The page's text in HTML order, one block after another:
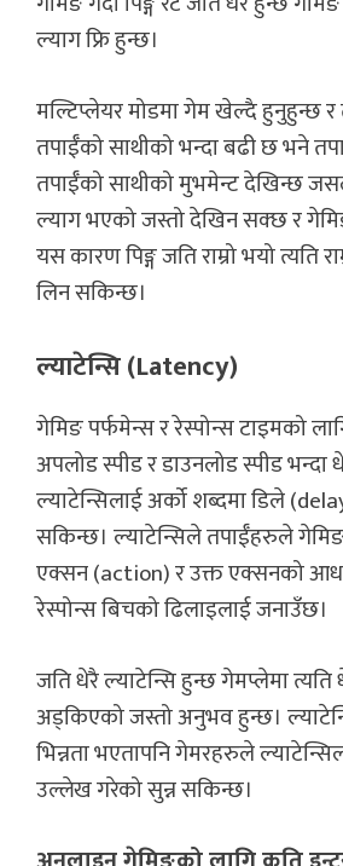
ल्याग फ्रि हुन्छ।
मल्टिप्लेयर मोडमा गेम खेल्दै हुनुहुन्छ र
तपाईँको साथीको भन्दा बढी छ भने
तपाईँको साथीको मुभमेन्ट देखिन्छ
ल्याग भएको जस्तो देखिन सक्छ र
यस कारण पिङ्ग जति राम्रो भयो त्यति
लिन सकिन्छ।
ल्याटेन्सि (Latency)
गेमिङ पर्फमेन्स र रेस्पोन्स टाइमको
अपलोड स्पीड र डाउनलोड स्पीड भन्दा
ल्याटेन्सिलाई अर्को शब्दमा डिले
सकिन्छ। ल्याटेन्सिले तपाईँहरुले
एक्सन (action) र उक्त एक्सनको
रेस्पोन्स बिचको ढिलाइलाई जनाउँछ।
जति धेरै ल्याटेन्सि हुन्छ गेमप्लेमा त्यति
अड्किएको जस्तो अनुभव हुन्छ।
भिन्नता भएतापनि गेमरहरुले
उल्लेख गरेको सुन्न सकिन्छ।